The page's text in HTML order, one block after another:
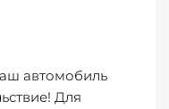
автомобиль
Для